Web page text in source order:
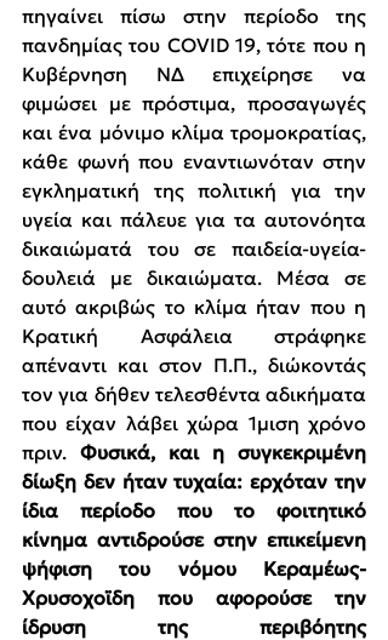
πηγαίνει πίσω στην περίοδο της
πανδημίας του COVID 19, τότε που η
Κυβέρνηση ΝΔ επιχείρησε να
φιμώσει με πρόστιμα, προσαγωγές
και ένα μόνιμο κλίμα τρομοκρατίας,
κάθε φωνή που εναντιωνόταν στην
εγκληματική της πολιτική για την
υγεία και πάλευε για τα αυτονόητα
δικαιώματά του σε παιδεία-υγεία-
δουλειά με δικαιώματα. Μέσα σε
αυτό ακριβώς το κλίμα ήταν που η
Κρατική Ασφάλεια στράφηκε
απέναντι και στον Π.Π., διώκοντάς
τον για δήθεν τελεσθέντα αδικήματα
που είχαν λάβει χώρα 1μιση χρόνο
πριν. Φυσικά, και η συγκεκριμένη
δίωξη δεν ήταν τυχαία: ερχόταν την
ίδια περίοδο που το φοιτητικό
κίνημα αντιδρούσε στην επικείμενη
ψήφιση του νόμου Κεραμέως-
Χρυσοχοϊδη που αφορούσε την
ίδρυση της περιβόητης